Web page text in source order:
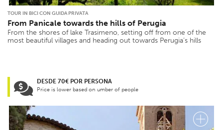
TOUR IN BICI CON GUIDA PRIVATA
From Panicale towards the hills of Perugia
From the shores of lake Trasimeno, setting off from one of the
most beautiful villages and heading out towards Perugia’s hills
DESDE 70€ POR PERSONA
Price is lower based on umber of people